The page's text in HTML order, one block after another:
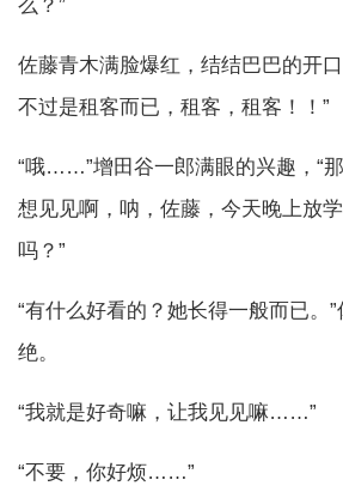
么？”
佐藤青木满脸爆红，结结巴巴的开口
不过是租客而已，租客，租客！！”
“哦……”增田谷一郎满眼的兴趣，“
想见见啊，呐，佐藤，今天晚上放
吗？”
“有什么好看的？她长得一般而已。
绝。
“我就是好奇嘛，让我见见嘛……”
“不要，你好烦……”